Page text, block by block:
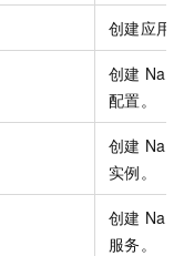
创建应用
创建
配置。
创建
实例。
创建
服务。